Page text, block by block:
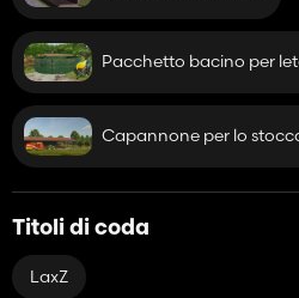
Pacchetto bacino per
Capannone per lo
Titoli di coda
LaxZ